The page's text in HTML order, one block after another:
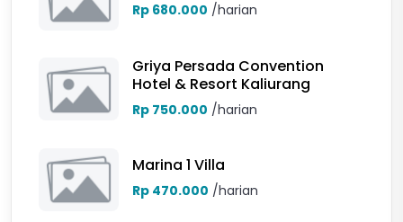
Rp 680.000 /harian
Griya Persada Convention
Hotel & Resort Kaliurang
Rp 750.000 /harian
Marina 1 Villa
Rp 470.000 /harian